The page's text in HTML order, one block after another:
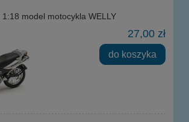
model motocykla WELLY
27,00 zł
do koszyka